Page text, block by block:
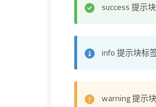
success 提示
info 提示块标
warning 提示